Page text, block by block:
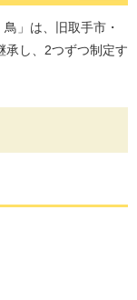
」は、旧取手市・
承し、2つずつ制定す